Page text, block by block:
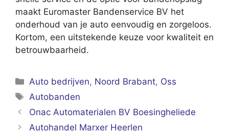
maakt Euromaster Bandenservice BV het
onderhoud van je auto eenvoudig en zorgeloos.
Kortom, een uitstekende keuze voor kwaliteit en
betrouwbaarheid.
Categorieën
Auto bedrijven, Noord Brabant, Oss
Tags
Autobanden
Onac Automaterialen BV Boesingheliede
Autohandel Marxer Heerlen